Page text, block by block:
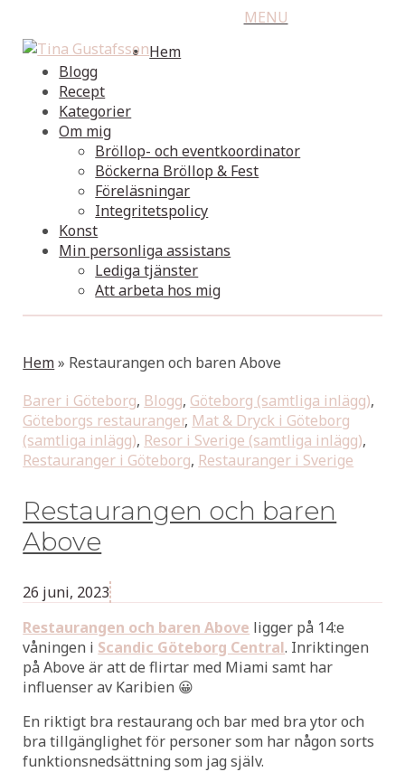
MENU
Hem
Blogg
Recept
Kategorier
Om mig
Bröllop- och eventkoordinator
Böckerna Bröllop & Fest
Föreläsningar
Integritetspolicy
Konst
Min personliga assistans
Lediga tjänster
Att arbeta hos mig
Hem» Restaurangen och baren Above
Barer i Göteborg, Blogg, Göteborg (samtliga inlägg),
Göteborgs restauranger, Mat & Dryck i Göteborg
(samtliga inlägg), Resor i Sverige (samtliga inlägg),
Restauranger i Göteborg, Restauranger i Sverige
Restaurangen och baren
Above
26 juni, 2023
Restaurangen och baren Above ligger på 14:e
våningen i Scandic Göteborg Central. Inriktingen
på Above är att de flirtar med Miami samt har
influenser av Karibien 😀
En riktigt bra restaurang och bar med bra ytor och
bra tillgänglighet för personer som har någon sorts
funktionsnedsättning som jag själv.